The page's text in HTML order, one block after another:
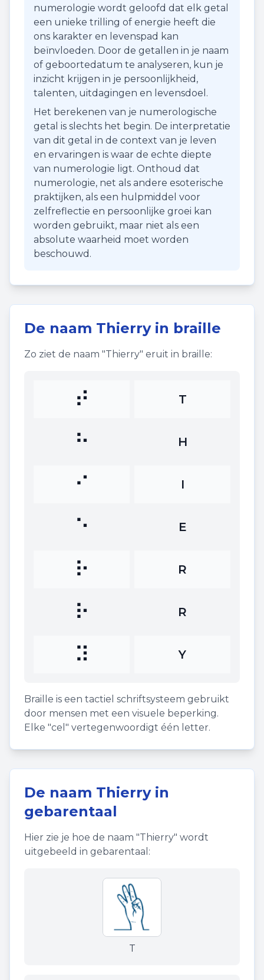
numerologie wordt geloofd dat elk getal
een unieke trilling of energie heeft die
ons karakter en levenspad kan
beïnvloeden. Door de getallen in je naam
of geboortedatum te analyseren, kun je
inzicht krijgen in je persoonlijkheid,
talenten, uitdagingen en levensdoel.
Het berekenen van je numerologische
getal is slechts het begin. De interpretatie
van dit getal in de context van je leven
en ervaringen is waar de echte diepte
van numerologie ligt. Onthoud dat
numerologie, net als andere esoterische
praktijken, als een hulpmiddel voor
zelfreflectie en persoonlijke groei kan
worden gebruikt, maar niet als een
absolute waarheid moet worden
beschouwd.
De naam Thierryin braille
Zo ziet de naam "Thierry" eruit in braille:
⠞ T
⠓ H
⠊ I
⠑ E
⠗ R
⠗ R
⠽ Y
Braille is een tactiel schriftsysteem gebruikt
door mensen met een visuele beperking.
Elke "cel" vertegenwoordigt één letter.
De naam Thierryin
gebarentaal
Hier zie je hoe de naam "Thierry" wordt
uitgebeeld in gebarentaal:
T